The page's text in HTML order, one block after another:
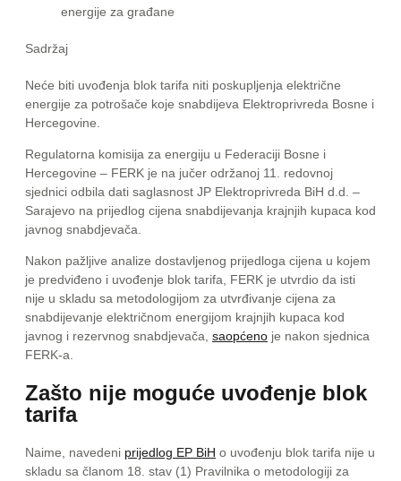
energije za građane
Sadržaj
Neće biti uvođenja blok tarifa niti poskupljenja električne
energije za potrošače koje snabdijeva Elektroprivreda Bosne i
Hercegovine.
Regulatorna komisija za energiju u Federaciji Bosne i
Hercegovine – FERK je na jučer održanoj 11. redovnoj
sjednici odbila dati saglasnost JP Elektroprivreda BiH d.d. –
Sarajevo na prijedlog cijena snabdijevanja krajnjih kupaca kod
javnog snabdjevača.
Nakon pažljive analize dostavljenog prijedloga cijena u kojem
je predviđeno i uvođenje blok tarifa, FERK je utvrdio da isti
nije u skladu sa metodologijom za utvrđivanje cijena za
snabdijevanje električnom energijom krajnjih kupaca kod
javnog i rezervnog snabdjevača, saopćeno je nakon sjednica
FERK-a.
Zašto nije moguće uvođenje blok
tarifa
Naime, navedeni prijedlog EP BiH o uvođenju blok tarifa nije u
skladu sa članom 18. stav (1) Pravilnika o metodologiji za